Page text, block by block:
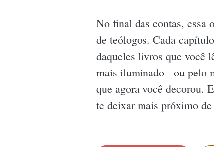
No final das contas, essa
de teólogos. Cada
daqueles livros que você
mais iluminado - ou pelo
que agora você decorou.
te deixar mais próximo de